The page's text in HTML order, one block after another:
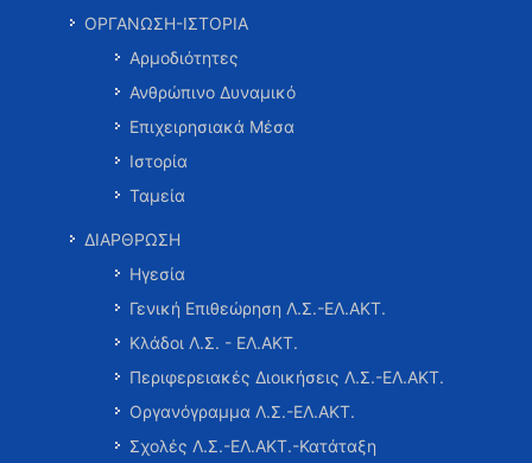
ΟΡΓΑΝΩΣΗ-ΙΣΤΟΡΙΑ
Αρμοδιότητες
Ανθρώπινο Δυναμικό
Επιχειρησιακά Μέσα
Ιστορία
Ταμεία
ΔΙΑΡΘΡΩΣΗ
Ηγεσία
Γενική Επιθεώρηση Λ.Σ.-ΕΛ.ΑΚΤ.
Κλάδοι Λ.Σ. - ΕΛ.ΑΚΤ.
Περιφερειακές Διοικήσεις Λ.Σ.-ΕΛ.ΑΚΤ.
Οργανόγραμμα Λ.Σ.-ΕΛ.ΑΚΤ.
Σχολές Λ.Σ.-ΕΛ.ΑΚΤ.-Κατάταξη